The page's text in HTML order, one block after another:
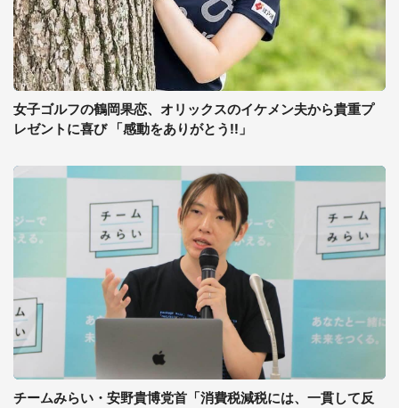
女子ゴルフの鶴岡果恋、オリックスのイケメン夫から貴重プ
レゼントに喜び 「感動をありがとう!!」
チームみらい・安野貴博党首「消費税減税には、一貫して反